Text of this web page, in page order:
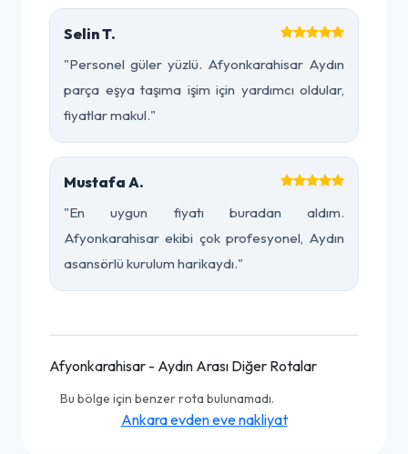
Selin T.
"Personel güler yüzlü. Afyonkarahisar Aydın
parça eşya taşıma işim için yardımcı oldular,
fiyatlar makul."
Mustafa A.
"En uygun fiyatı buradan aldım.
Afyonkarahisar ekibi çok profesyonel, Aydın
asansörlü kurulum harikaydı."
Afyonkarahisar - Aydın Arası Diğer Rotalar
Bu bölge için benzer rota bulunamadı.
Ankara evden eve nakliyat